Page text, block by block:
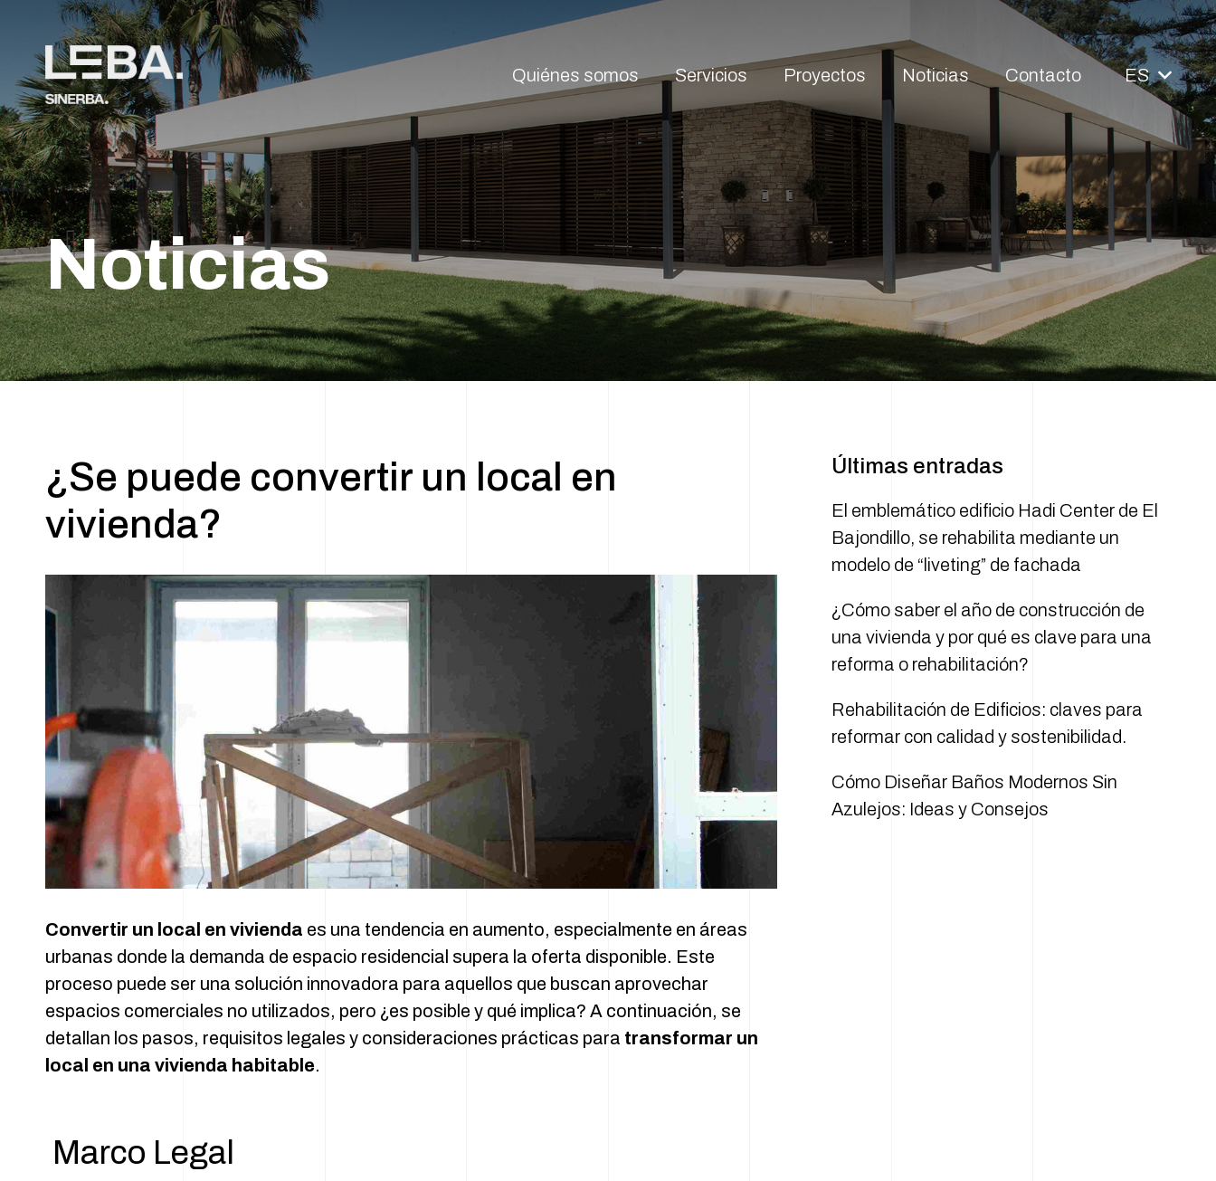
Quiénes somos Servicios Proyectos Noticias Contacto ES
Noticias
¿Se puede convertir un local en
vivienda?
Convertir un local en vivienda es una tendencia en aumento, especialmente en áreas
urbanas donde la demanda de espacio residencial supera la oferta disponible. Este
proceso puede ser una solución innovadora para aquellos que buscan aprovechar
espacios comerciales no utilizados, pero ¿es posible y qué implica? A continuación, se
detallan los pasos, requisitos legales y consideraciones prácticas para transformar un
local en una vivienda habitable.
Marco Legal
Últimas entradas
El emblemático edificio Hadi Center de El
Bajondillo, se rehabilita mediante un
modelo de “liveting” de fachada
¿Cómo saber el año de construcción de
una vivienda y por qué es clave para una
reforma o rehabilitación?
Rehabilitación de Edificios: claves para
reformar con calidad y sostenibilidad.
Cómo Diseñar Baños Modernos Sin
Azulejos: Ideas y Consejos